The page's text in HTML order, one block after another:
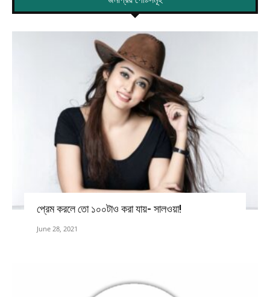
প্রেম করলে তো ১০০টাও করা যায়- সালওয়া!
June 28, 2021